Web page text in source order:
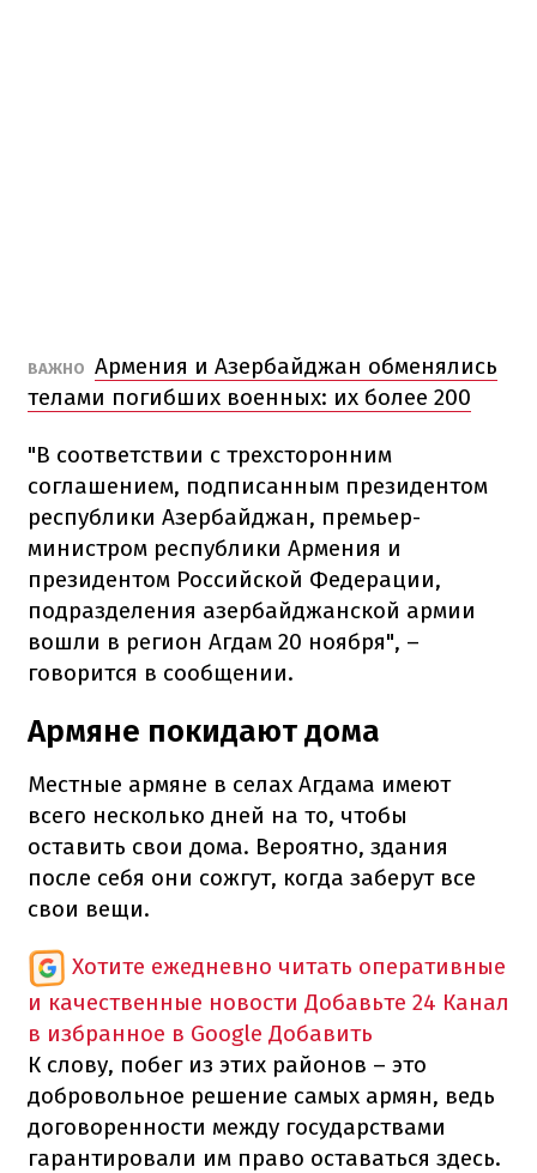
ВАЖНО Армения и Азербайджан обменялись
телами погибших военных: их более 200
"В соответствии с трехсторонним
соглашением, подписанным президентом
республики Азербайджан, премьер-
министром республики Армения и
президентом Российской Федерации,
подразделения азербайджанской армии
вошли в регион Агдам 20 ноября", –
говорится в сообщении.
Армяне покидают дома
Местные армяне в селах Агдама имеют
всего несколько дней на то, чтобы
оставить свои дома. Вероятно, здания
после себя они сожгут, когда заберут все
свои вещи.
Хотите ежедневно читать оперативные
и качественные новости Добавьте 24 Канал
в избранное в Google Добавить
К слову, побег из этих районов – это
добровольное решение самых армян, ведь
договоренности между государствами
гарантировали им право оставаться здесь.